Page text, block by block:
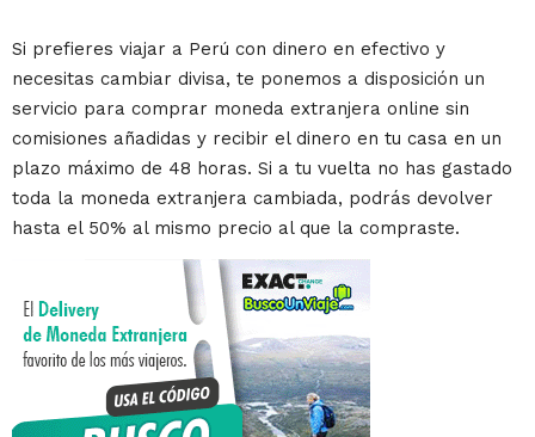
Si prefieres viajar a Perú con dinero en efectivo y
necesitas cambiar divisa, te ponemos a disposición un
servicio para comprar moneda extranjera online sin
comisiones añadidas y recibir el dinero en tu casa en un
plazo máximo de 48 horas. Si a tu vuelta no has gastado
toda la moneda extranjera cambiada, podrás devolver
hasta el 50% al mismo precio al que la compraste.